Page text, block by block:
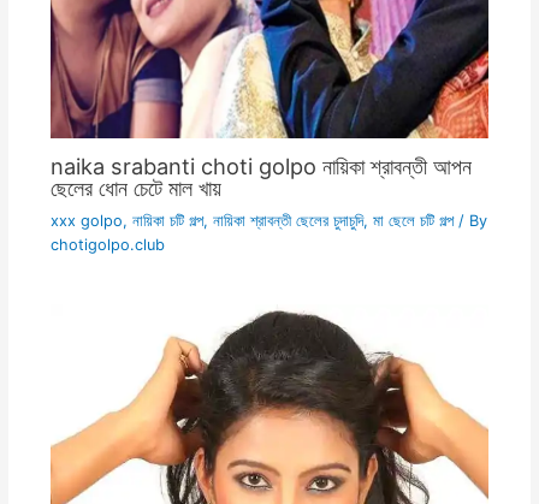
naika srabanti choti golpo নায়িকা শ্রাবন্তী আপন
ছেলের ধোন চেটে মাল খায়
xxx golpo, নায়িকা চটি গল্প, নায়িকা শ্রাবন্তী ছেলের চুদাচুদি, মা ছেলে চটি গল্প/ By
chotigolpo.club